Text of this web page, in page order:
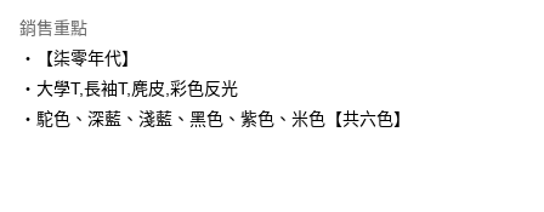
街口支付
悠遊付
Google Pay
銷售重點
‧【柒零年代】
‧大學T,長袖T,麂皮,彩色反光
‧駝色、深藍、淺藍、黑色、紫色、米色【共六色】